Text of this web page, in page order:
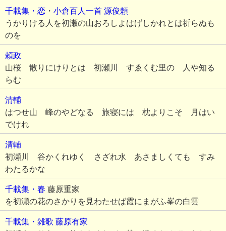
千載集・恋 ・ 小倉百人一首 源俊頼
うかりける人を初瀬の山おろしよはげしかれとは祈らぬも
のを
頼政
山桜 散りにけりとは 初瀬川 すゑくむ里の 人や知る
らむ
清輔
はつせ山 峰のやどなる 旅寝には 枕よりこそ 月はい
でけれ
清輔
初瀬川 谷かくれゆく さざれ水 あさましくても すみ
わたるかな
千載集・春 藤原重家
を初瀬の花のさかりを見わたせば霞にまがふ峯の白雲
千載集・雑歌 藤原有家